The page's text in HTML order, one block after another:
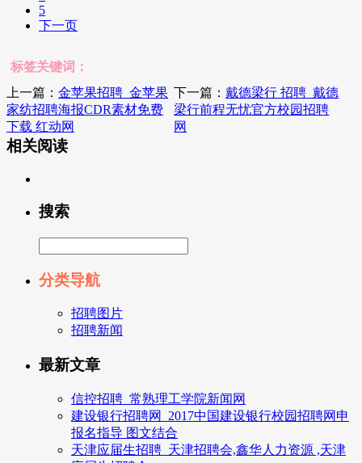
5
下一页
标签关键词：
上一篇： 金苹果招聘_金苹果
家纺招聘海报CDR素材免费
下载 红动网
下一篇：戴德梁行 招聘_戴德
梁行前程无忧官方校园招聘
网
相关阅读
搜索
分类导航
招聘图片
招聘新闻
最新文章
信控招聘_常熟理工学院新闻网
建设银行招聘网_2017中国建设银行校园招聘网申
报名指导 图文结合
天津应届生招聘_天津招聘会,鑫华人力资源 ,天津